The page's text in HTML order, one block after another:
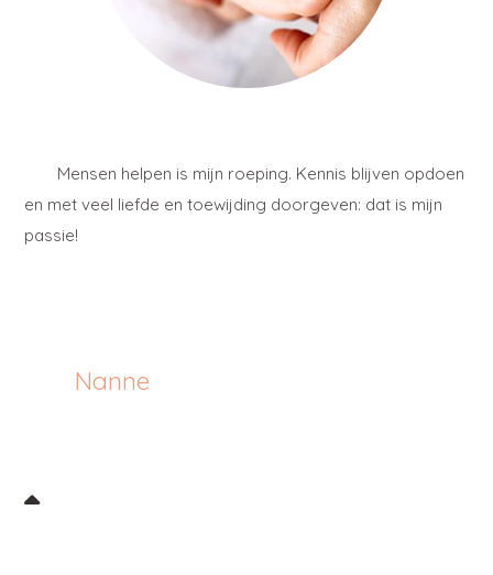
Mensen helpen is mijn roeping. Kennis blijven opdoen
en met veel liefde en toewijding doorgeven: dat is mijn
passie!
Nanne